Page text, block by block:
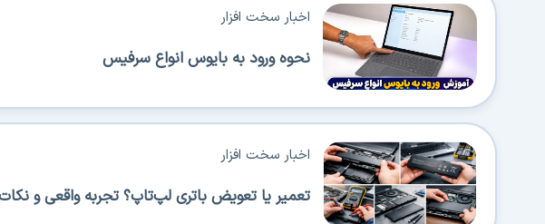
نحوه ورود به بایوس انواع سرفیس
اخبار سخت افزار
تعمیر یا تعویض باتری لپ‌تاپ؟ تجربه واقعی و
اخبار سخت افزار